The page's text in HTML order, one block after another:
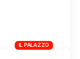
IL PALAZZO